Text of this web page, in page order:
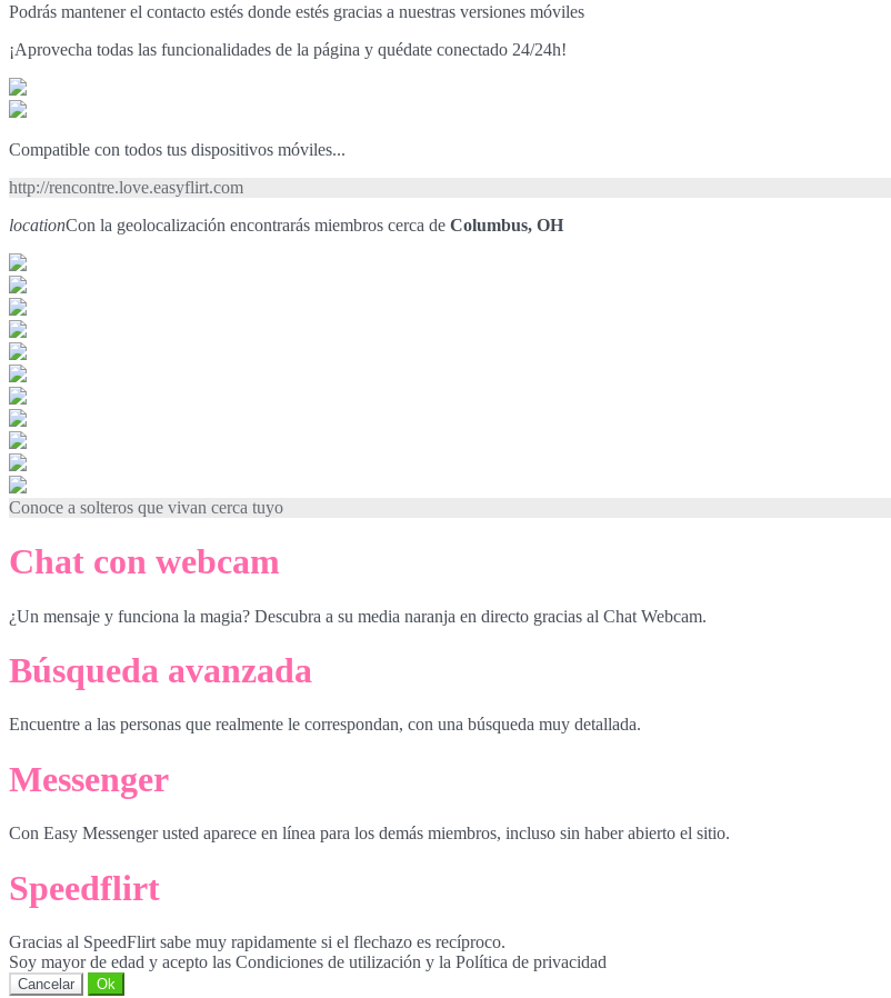
Podrás mantener el contacto estés donde estés gracias a nuestras versiones móviles
¡Aprovecha todas las funcionalidades de la página y quédate conectado 24/24h!
Compatible con todos tus dispositivos móviles...
http://rencontre.love.easyflirt.com
locationCon la geolocalización encontrarás miembros cerca de Columbus, OH
Conoce a solteros que vivan cerca tuyo
Chat con webcam
¿Un mensaje y funciona la magia? Descubra a su media naranja en directo gracias al Chat Webcam.
Búsqueda avanzada
Encuentre a las personas que realmente le correspondan, con una búsqueda muy detallada.
Messenger
Con Easy Messenger usted aparece en línea para los demás miembros, incluso sin haber abierto el sitio.
Speedflirt
Gracias al SpeedFlirt sabe muy rapidamente si el flechazo es recíproco.
Soy mayor de edad y acepto las Condiciones de utilización y la Política de privacidad
Cancelar Ok